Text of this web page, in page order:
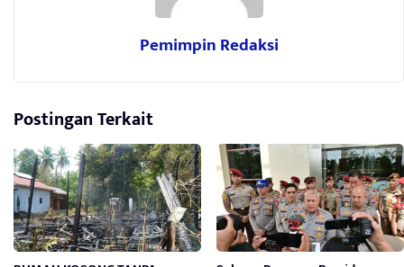
Pemimpin Redaksi
Postingan Terkait